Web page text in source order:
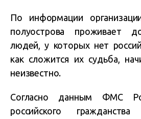
По информации
полуострова проживает
людей, у которых нет
как сложится их судьба,
неизвестно.
Согласно данным ФМС
российского